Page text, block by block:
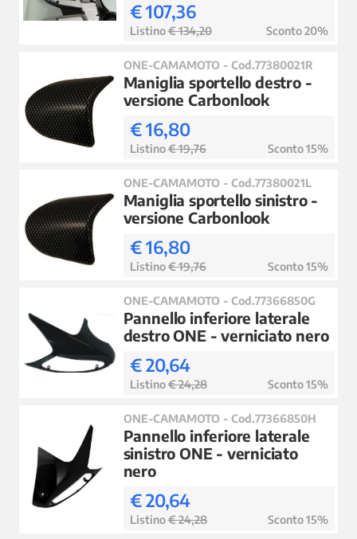
€ 107,36
Listino€ 134,20 Sconto 20%
ONE-CAMAMOTO - Cod.77380021R
Maniglia sportello destro -
versione Carbonlook
€ 16,80
Listino€ 19,76 Sconto 15%
ONE-CAMAMOTO - Cod.77380021L
Maniglia sportello sinistro -
versione Carbonlook
€ 16,80
Listino€ 19,76 Sconto 15%
ONE-CAMAMOTO - Cod.77366850G
Pannello inferiore laterale
destro ONE - verniciato nero
€ 20,64
Listino€ 24,28 Sconto 15%
ONE-CAMAMOTO - Cod.77366850H
Pannello inferiore laterale
sinistro ONE - verniciato
nero
€ 20,64
Listino€ 24,28 Sconto 15%